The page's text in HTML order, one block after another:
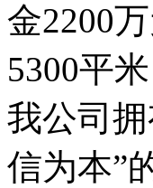
金2200
5300平
我公司
信为本”